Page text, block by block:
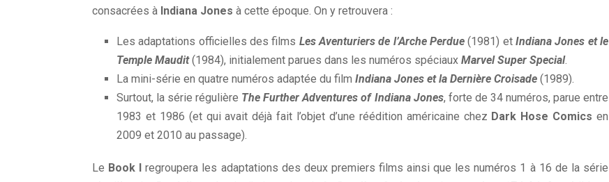
consacrées à Indiana Jones à cette époque. On y retrouvera :
Les adaptations officielles des films Les Aventuriers de l’Arche Perdue (1981) et Indiana Jones et le
Temple Maudit (1984), initialement parues dans les numéros spéciaux Marvel Super Special.
La mini-série en quatre numéros adaptée du film Indiana Jones et la Dernière Croisade (1989).
Surtout, la série régulière The Further Adventures of Indiana Jones, forte de 34 numéros, parue entre
1983 et 1986 (et qui avait déjà fait l’objet d’une réédition américaine chez Dark Hose Comics en
2009 et 2010 au passage).
Le Book I
regroupera les adaptations des deux premiers films ainsi que les numéros 1 à 16 de la série